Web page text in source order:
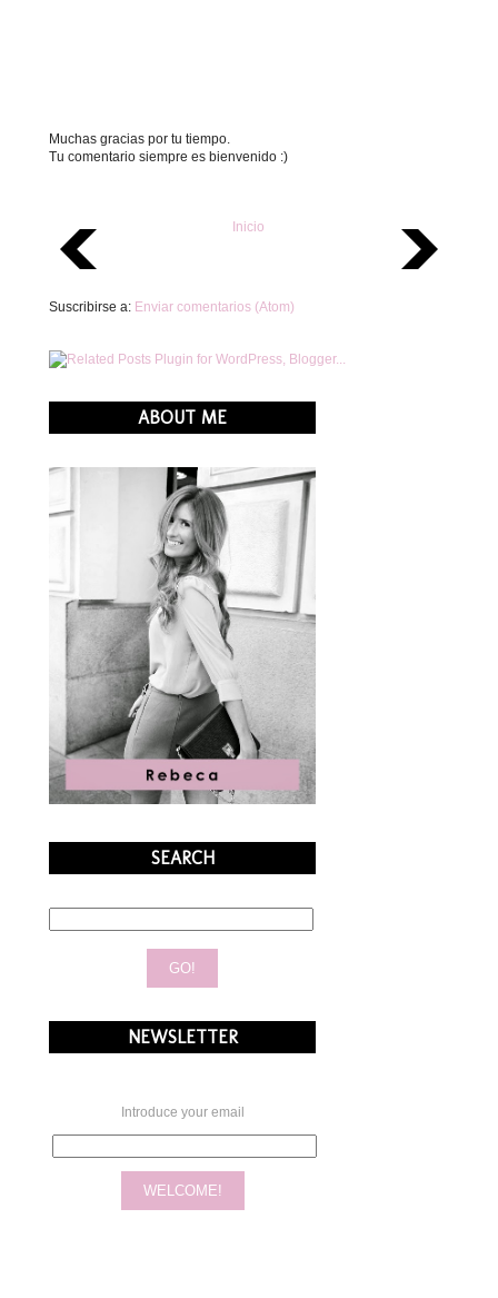
Muchas gracias por tu tiempo.
Tu comentario siempre es bienvenido :)
Inicio
Suscribirse a: Enviar comentarios (Atom)
ABOUT ME
SEARCH
NEWSLETTER
Introduce your email